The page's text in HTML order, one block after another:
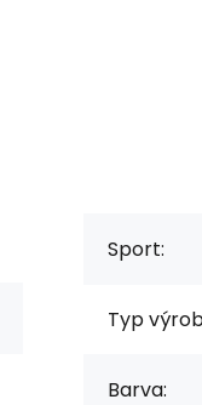
Sport:
Typ
Barva: